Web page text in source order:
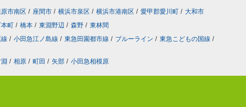
市南区 / 座間市 / 横浜市泉区 / 横浜市港南区 / 愛甲郡愛川町 / 大和市
町 / 橋本 / 東淵野辺 / 森野 / 東林間
/ 小田急江ノ島線 / 東急田園都市線 / ブルーライン / 東急こどもの国線 /
/ 相原 / 町田 / 矢部 / 小田急相模原